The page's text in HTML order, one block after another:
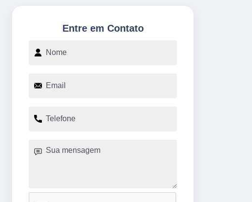
Entre em Contato